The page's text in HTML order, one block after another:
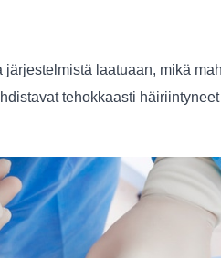
laatuaan, mikä
tehokkaasti